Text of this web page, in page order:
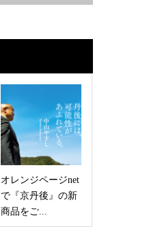
オレンジページnet
で『京丹後』の新
商品をご...